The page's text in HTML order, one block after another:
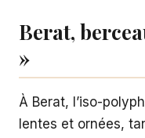
Berat,
»
À Berat, l’iso-
lentes et ornées,